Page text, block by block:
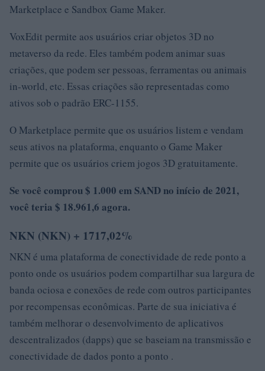
Marketplace e Sandbox Game Maker.
VoxEdit permite aos usuários criar objetos 3D no
metaverso da rede. Eles também podem animar suas
criações, que podem ser pessoas, ferramentas ou animais
in-world, etc. Essas criações são representadas como
ativos sob o padrão ERC-1155.
O Marketplace permite que os usuários listem e vendam
seus ativos na plataforma, enquanto o Game Maker
permite que os usuários criem jogos 3D gratuitamente.
Se você comprou $ 1.000 em SAND no início de 2021,
você teria $ 18.961,6 agora.
NKN (NKN) + 1717,02%
NKN é uma plataforma de conectividade de rede ponto a
ponto onde os usuários podem compartilhar sua largura de
banda ociosa e conexões de rede com outros participantes
por recompensas econômicas. Parte de sua iniciativa é
também melhorar o desenvolvimento de aplicativos
descentralizados (dapps) que se baseiam na transmissão e
conectividade de dados ponto a ponto .